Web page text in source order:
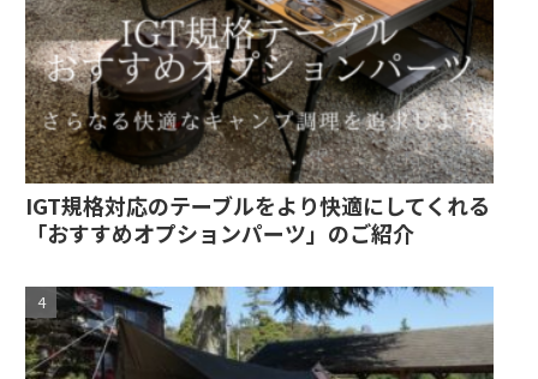
IGT規格対応のテーブルをより快適にしてくれる
「おすすめオプションパーツ」のご紹介